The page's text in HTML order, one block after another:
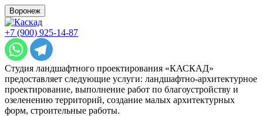
Воронеж
+7 (900) 925-14-87
Студия ландшафтного проектирования «КАСКАД»
предоставляет следующие услуги: ландшафтно-архитектурное
проектирование, выполнение работ по благоустройству и
озеленению территорий, создание малых архитектурных
форм, строительные работы.